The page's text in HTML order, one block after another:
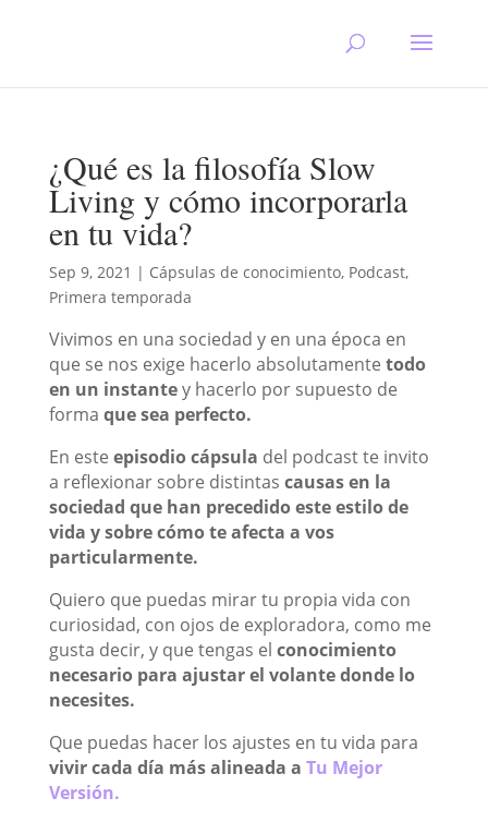
¿Qué es la filosofía Slow
Living y cómo incorporarla
en tu vida?
Sep 9, 2021 | Cápsulas de conocimiento, Podcast,
Primera temporada
Vivimos en una sociedad y en una época en
que se nos exige hacerlo absolutamente todo
en un instantey hacerlo por supuesto de
forma que sea perfecto.
En este episodio cápsula del podcast te invito
a reflexionar sobre distintas causas en la
sociedad que han precedido este estilo de
vida y sobre cómo te afecta a vos
particularmente.
Quiero que puedas mirar tu propia vida con
curiosidad, con ojos de exploradora, como me
gusta decir, y que tengas el conocimiento
necesario para ajustar el volante donde lo
necesites.
Que puedas hacer los ajustes en tu vida para
vivir cada día más alineada a Tu Mejor
Versión.